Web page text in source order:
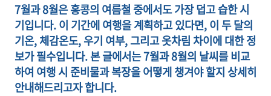
7월과 8월은 홍콩의 여름철 중에서도 가장 덥고 습한 시
기입니다. 이 기간에 여행을 계획하고 있다면, 이 두 달의
기온, 체감온도, 우기 여부, 그리고 옷차림 차이에 대한 정
보가 필수입니다. 본 글에서는 7월과 8월의 날씨를 비교
하여 여행 시 준비물과 복장을 어떻게 챙겨야 할지 상세히
안내해드리고자 합니다.